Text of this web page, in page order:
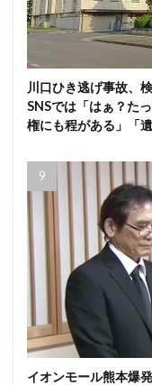
川口ひき逃げ事故、
SNSでは「はぁ？た
権にも程がある」「
イオンモール熊本爆